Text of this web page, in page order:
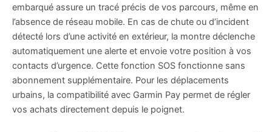
embarqué assure un tracé précis de vos parcours, même en
l’absence de réseau mobile. En cas de chute ou d’incident
détecté lors d’une activité en extérieur, la montre déclenche
automatiquement une alerte et envoie votre position à vos
contacts d’urgence. Cette fonction SOS fonctionne sans
abonnement supplémentaire. Pour les déplacements
urbains, la compatibilité avec Garmin Pay permet de régler
vos achats directement depuis le poignet.